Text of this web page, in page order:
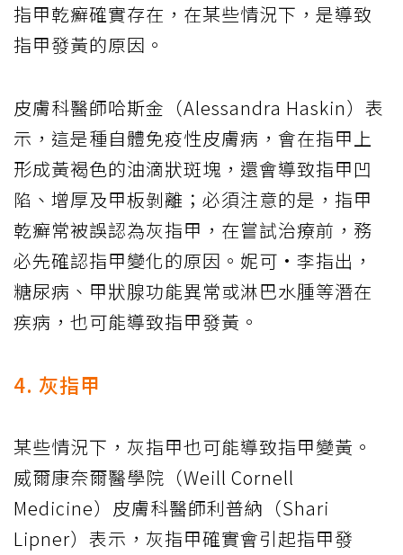
指甲乾癬確實存在，在某些情況下，是導致
指甲發黃的原因。
皮膚科醫師哈斯金（Alessandra Haskin）表
示，這是種自體免疫性皮膚病，會在指甲上
形成黃褐色的油滴狀斑塊，還會導致指甲凹
陷、增厚及甲板剝離；必須注意的是，指甲
乾癬常被誤認為灰指甲，在嘗試治療前，務
必先確認指甲變化的原因。妮可·李指出，
糖尿病、甲狀腺功能異常或淋巴水腫等潛在
疾病，也可能導致指甲發黃。
4. 灰指甲
某些情況下，灰指甲也可能導致指甲變黃。
威爾康奈爾醫學院（Weill Cornell
Medicine）皮膚科醫師利普納（Shari
Lipner）表示，灰指甲確實會引起指甲發